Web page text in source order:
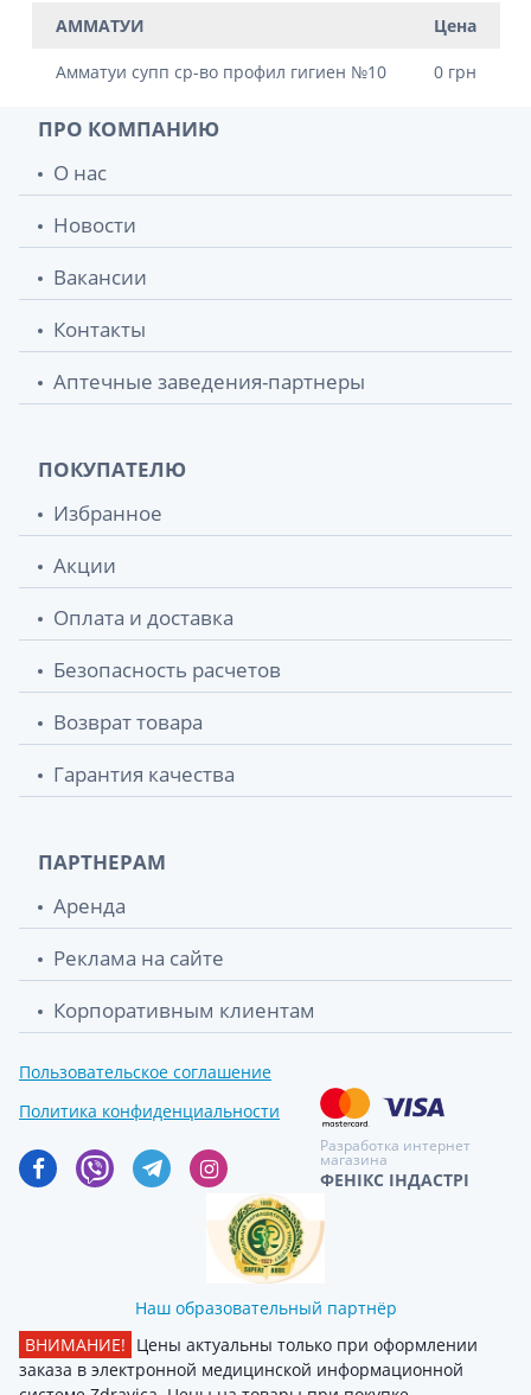
АММАТУИ Цена
Амматуи супп ср-во профил гигиен №10 0 грн
ПРО КОМПАНИЮ
О нас
Новости
Вакансии
Контакты
Аптечные заведения-партнеры
ПОКУПАТЕЛЮ
Избранное
Акции
Оплата и доставка
Безопасность расчетов
Возврат товара
Гарантия качества
ПАРТНЕРАМ
Аренда
Реклама на сайте
Корпоративным клиентам
Пользовательское соглашение
Политика конфиденциальности
Разработка интернет
магазина
ФЕНІКС ІНДАСТРІ
Наш образовательный партнёр
ВНИМАНИЕ! Цены актуальны только при оформлении
заказа в электронной медицинской информационной